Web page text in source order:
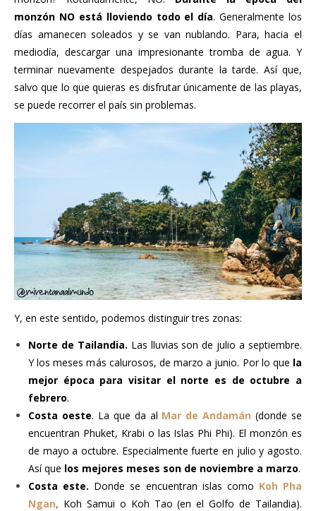
monzón NO está lloviendo todo el día. Generalmente los
días amanecen soleados y se van nublando. Para, hacia el
mediodía, descargar una impresionante tromba de agua. Y
terminar nuevamente despejados durante la tarde. Así que,
salvo que lo que quieras es disfrutar únicamente de las playas,
se puede recorrer el país sin problemas.
Y, en este sentido, podemos distinguir tres zonas:
Norte de Tailandia. Las lluvias son de julio a septiembre.
Y los meses más calurosos, de marzo a junio. Por lo que la
mejor época para visitar el norte es de octubre a
febrero.
Costa oeste. La que da al Mar de Andamán (donde se
encuentran Phuket, Krabi o las Islas Phi Phi). El monzón es
de mayo a octubre. Especialmente fuerte en julio y agosto.
Así que los mejores meses son de noviembre a marzo.
Costa este. Donde se encuentran islas como Koh Pha
Ngan, Koh Samui o Koh Tao (en el Golfo de Tailandia).